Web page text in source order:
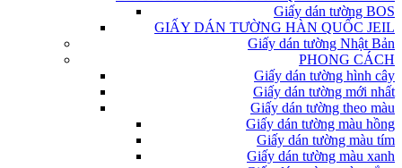
Giấy dán tường BOS
GIẤY DÁN TƯỜNG HÀN QUỐC JEIL
Giấy dán tường Nhật Bản
PHONG CÁCH
Giấy dán tường hình cây
Giấy dán tường mới nhất
Giấy dán tường theo màu
Giấy dán tường màu hồng
Giấy dán tường màu tím
Giấy dán tường màu xanh